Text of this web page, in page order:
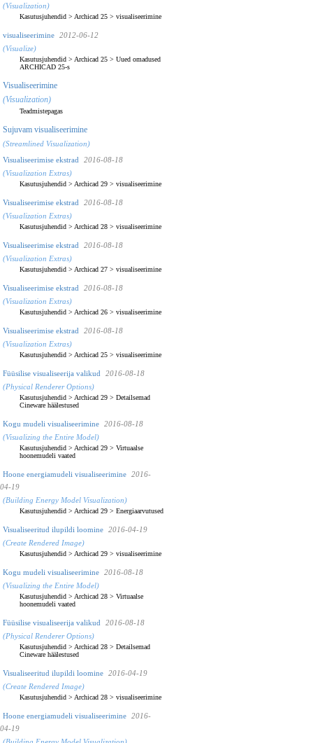
(Visualization)
Kasutusjuhendid > Archicad 25 > visualiseerimine
visualiseerimine
2012-06-12
(Visualize)
Kasutusjuhendid > Archicad 25 > Uued omadused
ARCHICAD 25-s
Visualiseerimine
(Visualization)
Teadmistepagas
Sujuvam visualiseerimine
(Streamlined Visualization)
Visualiseerimise ekstrad
2016-08-18
(Visualization Extras)
Kasutusjuhendid > Archicad 29 > visualiseerimine
Visualiseerimise ekstrad
2016-08-18
(Visualization Extras)
Kasutusjuhendid > Archicad 28 > visualiseerimine
Visualiseerimise ekstrad
2016-08-18
(Visualization Extras)
Kasutusjuhendid > Archicad 27 > visualiseerimine
Visualiseerimise ekstrad
2016-08-18
(Visualization Extras)
Kasutusjuhendid > Archicad 26 > visualiseerimine
Visualiseerimise ekstrad
2016-08-18
(Visualization Extras)
Kasutusjuhendid > Archicad 25 > visualiseerimine
Füüsilise visualiseerija valikud
2016-08-18
(Physical Renderer Options)
Kasutusjuhendid > Archicad 29 > Detailsemad
Cineware häälestused
Kogu mudeli visualiseerimine
2016-08-18
(Visualizing the Entire Model)
Kasutusjuhendid > Archicad 29 > Virtuaalse
hoonemudeli vaated
Hoone energiamudeli visualiseerimine
2016-
04-19
(Building Energy Model Visualization)
Kasutusjuhendid > Archicad 29 > Energiaarvutused
Visualiseeritud ilupildi loomine
2016-04-19
(Create Rendered Image)
Kasutusjuhendid > Archicad 29 > visualiseerimine
Kogu mudeli visualiseerimine
2016-08-18
(Visualizing the Entire Model)
Kasutusjuhendid > Archicad 28 > Virtuaalse
hoonemudeli vaated
Füüsilise visualiseerija valikud
2016-08-18
(Physical Renderer Options)
Kasutusjuhendid > Archicad 28 > Detailsemad
Cineware häälestused
Visualiseeritud ilupildi loomine
2016-04-19
(Create Rendered Image)
Kasutusjuhendid > Archicad 28 > visualiseerimine
Hoone energiamudeli visualiseerimine
2016-
04-19